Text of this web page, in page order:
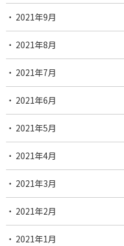
2021年9月
2021年8月
2021年7月
2021年6月
2021年5月
2021年4月
2021年3月
2021年2月
2021年1月